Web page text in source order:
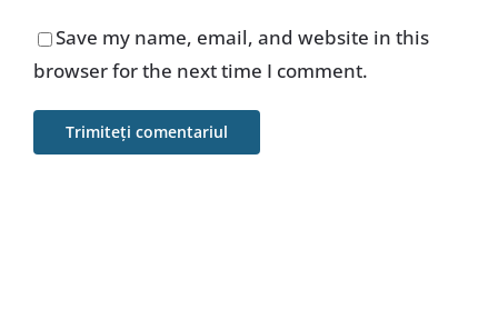
Save my name, email, and website in this
browser for the next time I comment.